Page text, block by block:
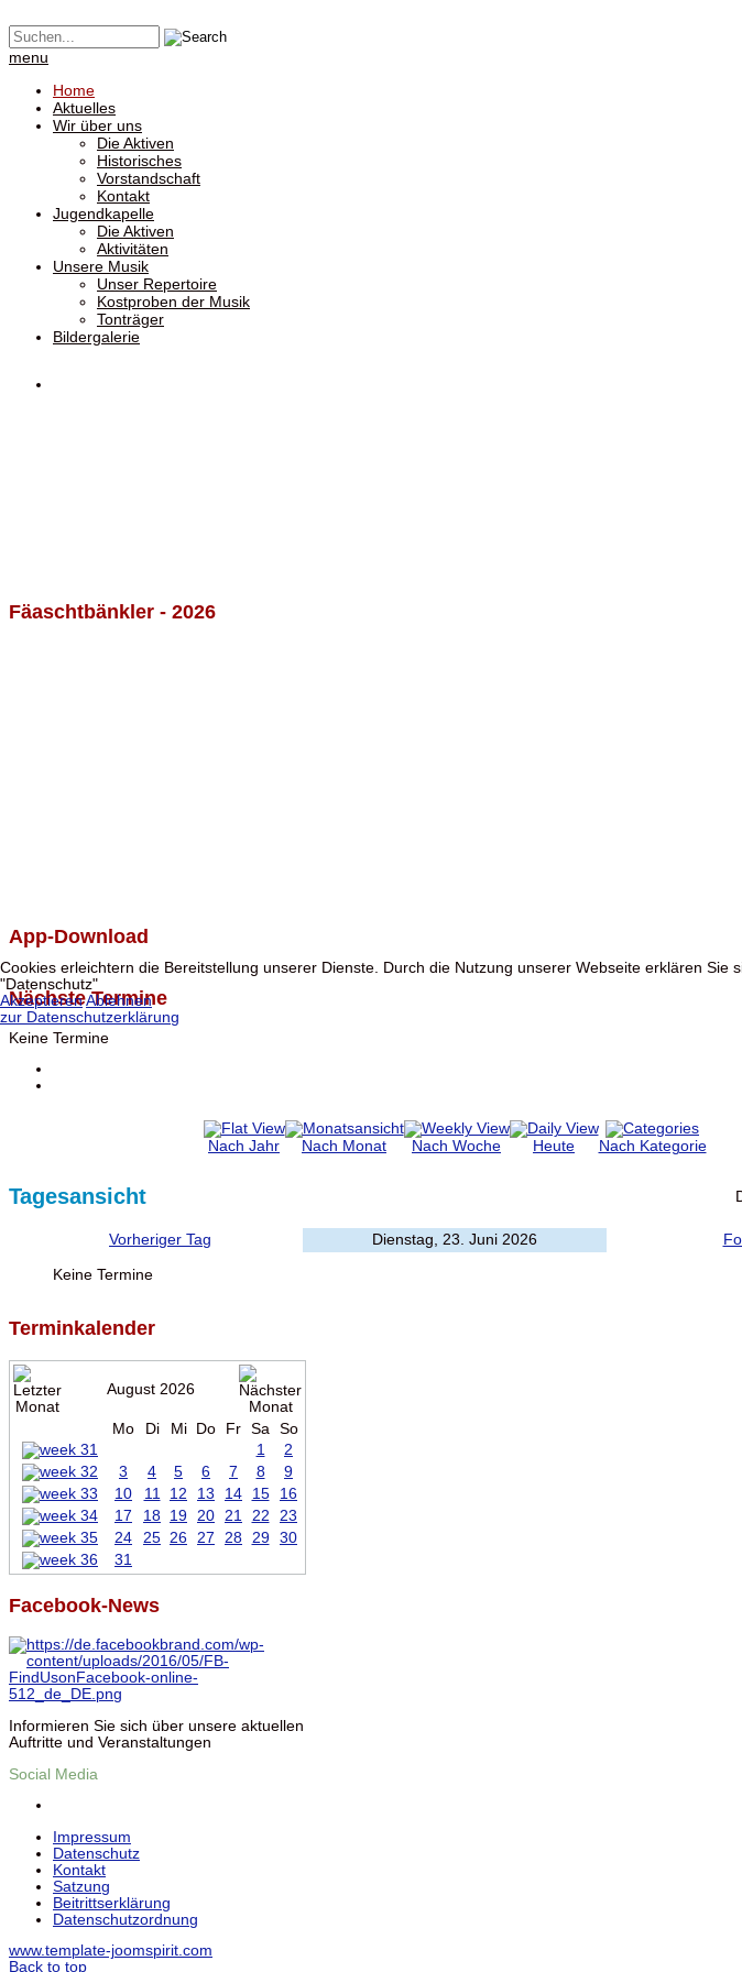
menu
Home
Aktuelles
Wir über uns
Die Aktiven
Historisches
Vorstandschaft
Kontakt
Jugendkapelle
Die Aktiven
Aktivitäten
Unsere Musik
Unser Repertoire
Kostproben der Musik
Tonträger
Bildergalerie
Fäaschtbänkler - 2026
App-Download
Nächste Termine
Keine Termine
Nach Jahr Nach Monat Nach Woche Heute Nach Kategorie
Tagesansicht
Vorheriger Tag Dienstag, 23. Juni 2026
Keine Termine
Terminkalender
August 2026
Mo Di Mi Do Fr Sa So
1
2
3
4 5 6 7 8
9
10
11 12 13 14 15
16
17
18 19 20 21 22
23
24
25 26 27 28 29
30
31
Facebook-News
Informieren Sie sich über unsere aktuellen
Auftritte und Veranstaltungen
Social Media
Impressum
Datenschutz
Kontakt
Satzung
Beitrittserklärung
Datenschutzordnung
www.template-joomspirit.com
Back to top
Cookies erleichtern die Bereitstellung unserer Dienste. Durch die Nutzung unserer Webseite erklären
"Datenschutz"
Akzeptieren Ablehnen
zur Datenschutzerklärung